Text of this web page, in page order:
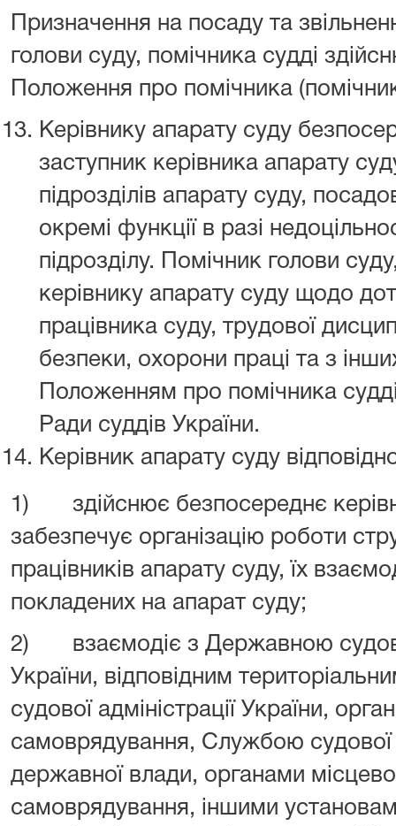
Призначення на посаду та
голови суду, помічника судді
Положення про помічника
Керівнику апарату суду
заступник керівника апарату
підрозділів апарату суду,
окремі функції в разі
підрозділу. Помічник голови
керівнику апарату суду щодо
працівника суду, трудової
безпеки, охорони праці та з
Положенням про помічника
Ради суддів України.
Керівник апарату суду
1) здійснює безпосереднє
забезпечує організацію роботи
працівників апарату суду, їх
покладених на апарат суду;
2) взаємодіє з Державною
України, відповідним
судової адміністрації України,
самоврядування, Службою
державної влади, органами
самоврядування, іншими